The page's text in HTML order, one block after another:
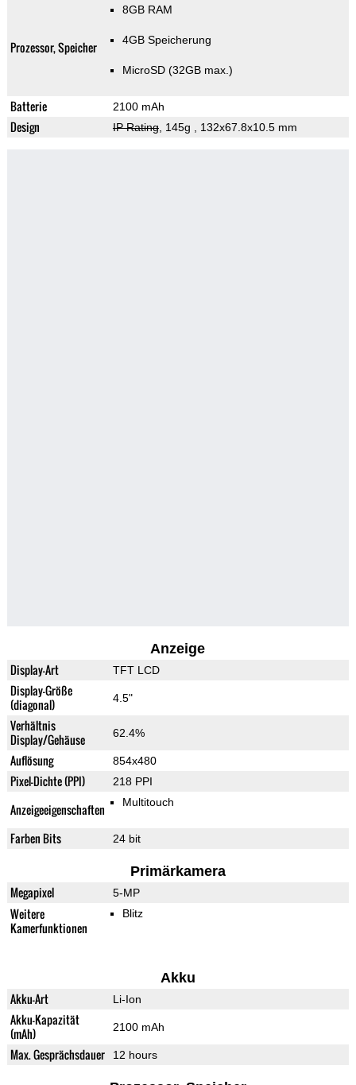
Prozessor, Speicher
8GB RAM
4GB Speicherung
MicroSD (32GB max.)
Batterie 2100 mAh
Design IP Rating, 145g , 132x67.8x10.5 mm
Anzeige
Display-Art TFT LCD
Display-Größe
(diagonal)
4.5"
Verhältnis
Display/Gehäuse
62.4%
Auflösung 854x480
Pixel-Dichte (PPI) 218 PPI
Anzeigeeigenschaften Multitouch
Farben Bits 24 bit
Primärkamera
Megapixel 5-MP
Weitere
Kamerfunktionen
Blitz
Akku
Akku-Art Li-Ion
Akku-Kapazität
(mAh)
2100 mAh
Max. Gesprächsdauer 12 hours